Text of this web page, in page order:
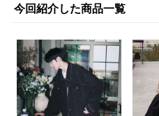
今回紹介した商品一覧